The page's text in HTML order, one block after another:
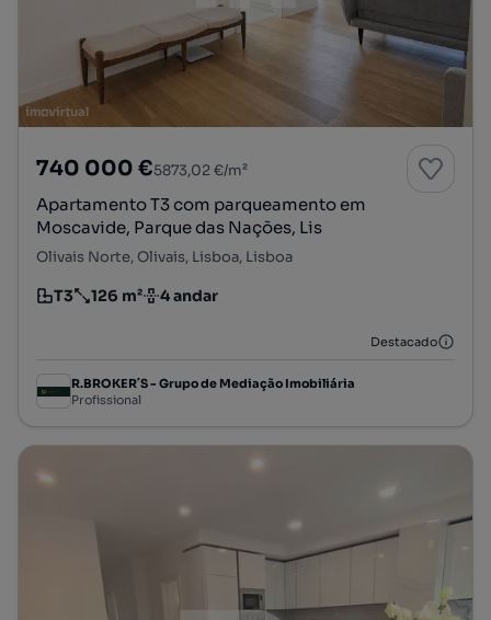
740 000 €5873,02 €/m²
Apartamento T3 com parqueamento em
Moscavide, Parque das Nações, Lis
Olivais Norte, Olivais, Lisboa, Lisboa
Tipologia
T3
Preço por metro quadrado
126 m²
Andar 4 andar
Destacado
R.BROKER´S - Grupo de Mediação Imobiliária
Profissional